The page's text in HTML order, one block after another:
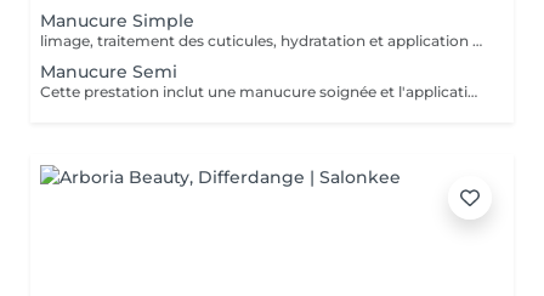
Manucure Simple
limage, traitement des cuticules, hydratation et application d'un vernis transparent ou coloré classique. Parfait pour un entretien régulier.
Manucure Semi
Cette prestation inclut une manucure soignée et l'application d'un vernis semi-permanent de la couleur de votre choix.